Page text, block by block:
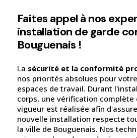
Faites appel à nos
installation de garde
Bouguenais !
La sécurité et la conformité
nos priorités absolues pour
espaces de travail. Durant
corps, une vérification complète
vigueur est réalisée afin
nouvelle installation respecte
la ville de Bouguenais. Nos